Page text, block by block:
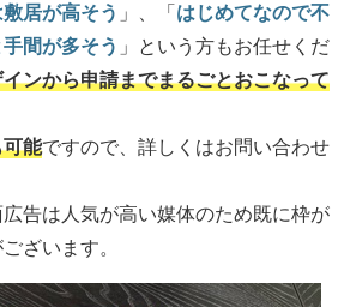
居が高そう 」、「はじめてなので不
間が多そう 」という方もお任せくだ
ンから申請までまるごとおこなって
能ですので、詳しくはお問い合わせ
告は人気が高い媒体のため既に枠が
ざいます。